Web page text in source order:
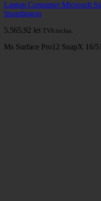
Laptop Consumer Microsoft
Snapdragon
5.565,92 lei TVA inclus.
Ms Surface Pro12 SnapX 16/